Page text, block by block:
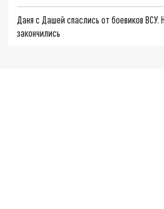
Даня с Дашей спаслись от боевиков
закончились